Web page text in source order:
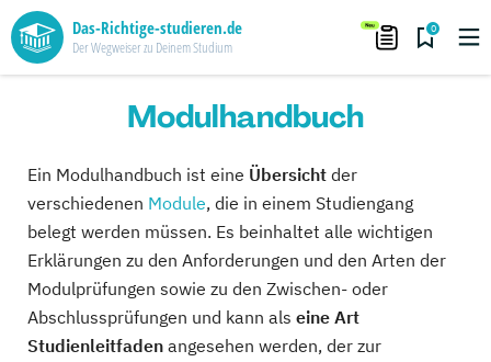
Das-Richtige-studieren.de
Der Wegweiser zu Deinem Studium
0
Modulhandbuch
Ein Modulhandbuch ist eine Übersicht der
verschiedenen Module, die in einem Studiengang
belegt werden müssen. Es beinhaltet alle wichtigen
Erklärungen zu den Anforderungen und den Arten der
Modulprüfungen sowie zu den Zwischen- oder
Abschlussprüfungen und kann als eine Art
Studienleitfaden angesehen werden, der zur